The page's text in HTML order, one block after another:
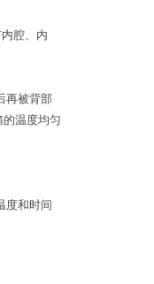
腔、内
再被背部
温度均匀
度和时间